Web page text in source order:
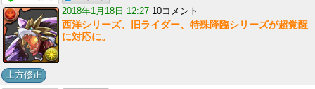
2018年1月18日 12:27 10コメント
西洋シリーズ、旧ライダー、特殊降臨シリーズが超覚醒
に対応に。
上方修正